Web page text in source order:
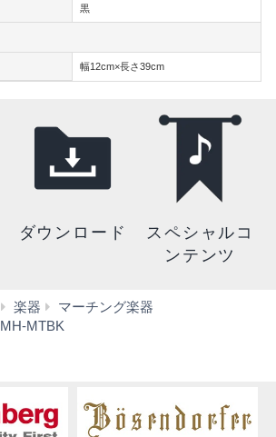
黒
幅12cm×長さ39cm
ダウンロード
スペシャルコ
ンテンツ
楽器
マーチング楽器
MH-MTBK